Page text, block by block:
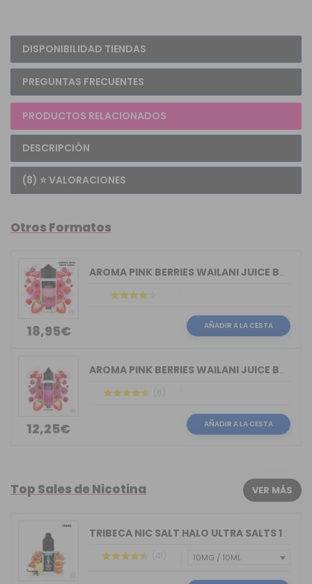
DISPONIBILIDAD TIENDAS
PREGUNTAS FRECUENTES
PRODUCTOS RELACIONADOS
DESCRIPCIÓN
(8) ⭐ VALORACIONES
Otros Formatos
18,95€
AROMA PINK BERRIES WAILANI JUICE BY B...
AÑADIR A LA CESTA
12,25€
AROMA PINK BERRIES WAILANI JUICE BY B...
(6)
AÑADIR A LA CESTA
Top Sales de Nicotina VER MÁS
TRIBECA NIC SALT HALO ULTRA SALTS 10M...
(41)